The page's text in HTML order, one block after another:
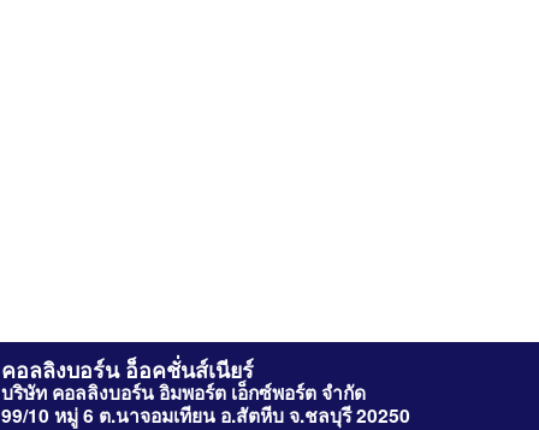
คอลลิงบอร์น อ็อคชั่นส์เนียร์
บริษัท คอลลิงบอร์น อิมพอร์ต เอ็กซ์พอร์ต จำกัด
99/10 หมู่ 6 ต.นาจอมเทียน อ.สัตหีบ จ.ชลบุรี 20250